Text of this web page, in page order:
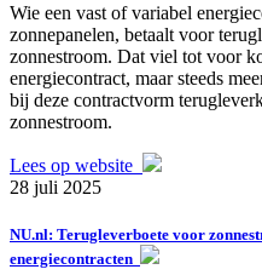
Wie een vast of variabel
zonnepanelen, betaalt voor
zonnestroom. Dat viel tot voor
energiecontract, maar steeds
bij deze contractvorm
zonnestroom.
Lees op website
28 juli 2025
NU.nl: Terugleverboete voor
energiecontracten